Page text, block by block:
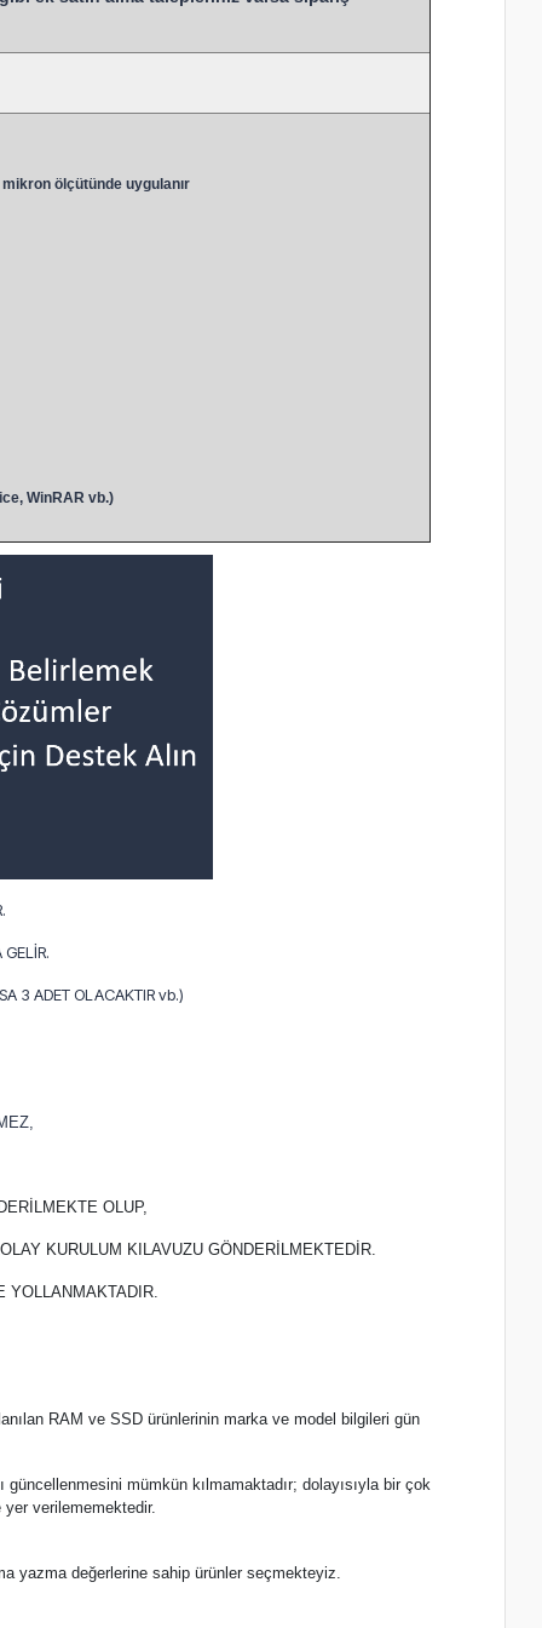
ölçütünde uygulanır
WinRAR vb.)
3 ADET OLACAKTIR vb.)
OLUP,
KURULUM KILAVUZU GÖNDERİLMEKTEDİR.
YOLLANMAKTADIR.
RAM ve SSD ürünlerinin marka ve model bilgileri gün
mümkün kılmamaktadır; dolayısıyla bir çok
verilememektedir.
yazma değerlerine sahip ürünler seçmekteyiz.